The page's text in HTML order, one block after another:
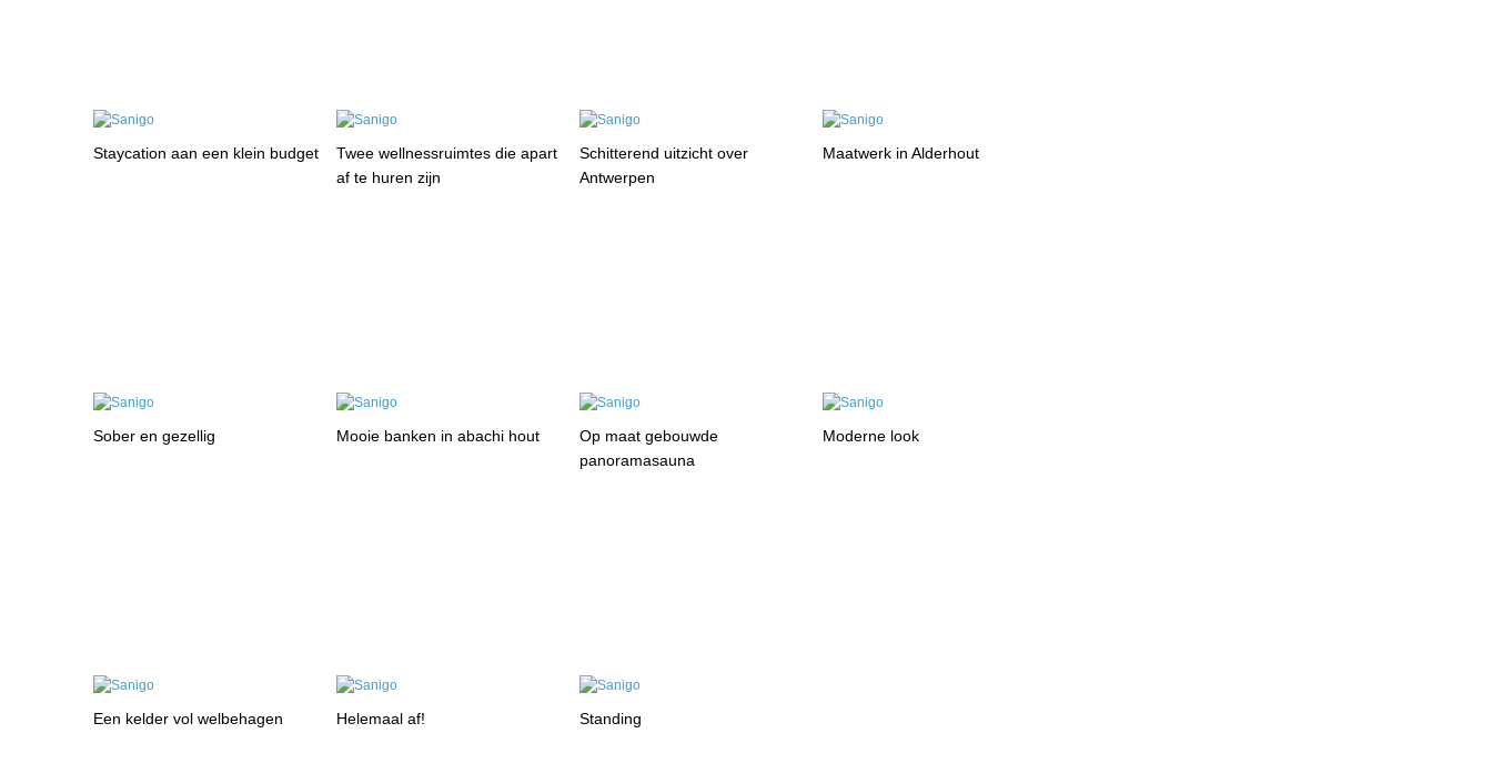
Staycation aan een klein budget
Twee wellnessruimtes die apart
af te huren zijn
Schitterend uitzicht over
Antwerpen
Maatwerk in Alderhout
Sober en gezellig Mooie banken in abachi hout
Op maat gebouwde
panoramasauna
Moderne look
Een kelder vol welbehagen Helemaal af! Standing